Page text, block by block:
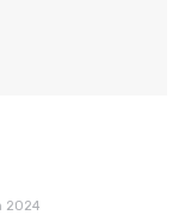
2024